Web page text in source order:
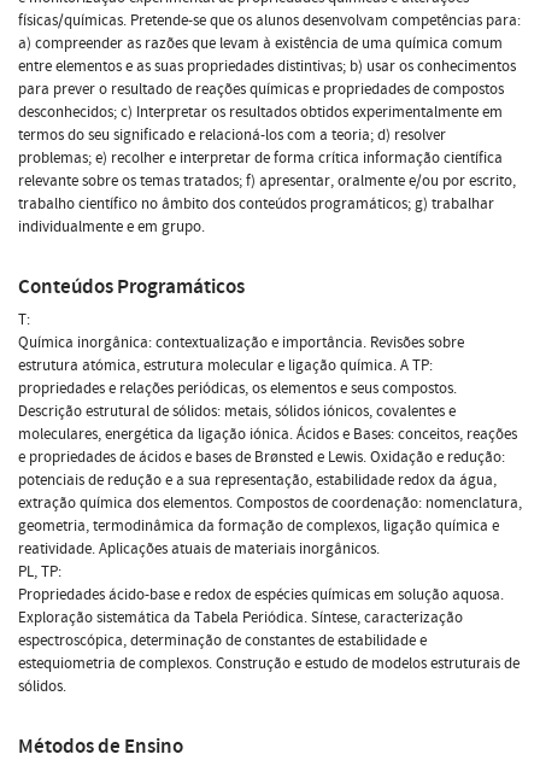
físicas/químicas. Pretende-se que os alunos desenvolvam competências para:
a) compreender as razões que levam à existência de uma química comum
entre elementos e as suas propriedades distintivas; b) usar os conhecimentos
para prever o resultado de reações químicas e propriedades de compostos
desconhecidos; c) Interpretar os resultados obtidos experimentalmente em
termos do seu significado e relacioná-los com a teoria; d) resolver
problemas; e) recolher e interpretar de forma crítica informação científica
relevante sobre os temas tratados; f) apresentar, oralmente e/ou por escrito,
trabalho científico no âmbito dos conteúdos programáticos; g) trabalhar
individualmente e em grupo.
Conteúdos Programáticos
T:
Química inorgânica: contextualização e importância. Revisões sobre
estrutura atómica, estrutura molecular e ligação química. A TP:
propriedades e relações periódicas, os elementos e seus compostos.
Descrição estrutural de sólidos: metais, sólidos iónicos, covalentes e
moleculares, energética da ligação iónica. Ácidos e Bases: conceitos, reações
e propriedades de ácidos e bases de Brønsted e Lewis. Oxidação e redução:
potenciais de redução e a sua representação, estabilidade redox da água,
extração química dos elementos. Compostos de coordenação: nomenclatura,
geometria, termodinâmica da formação de complexos, ligação química e
reatividade. Aplicações atuais de materiais inorgânicos.
PL, TP:
Propriedades ácido-base e redox de espécies químicas em solução aquosa.
Exploração sistemática da Tabela Periódica. Síntese, caracterização
espectroscópica, determinação de constantes de estabilidade e
estequiometria de complexos. Construção e estudo de modelos estruturais de
sólidos.
Métodos de Ensino